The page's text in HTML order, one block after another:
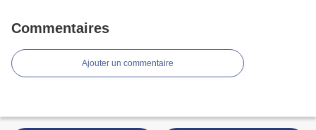
Commentaires
Ajouter un commentaire